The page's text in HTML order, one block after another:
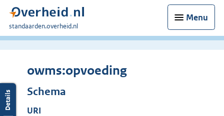
Menu
U
bent
standaarden.overheid.nl
owms:opvoeding
Schema
URI